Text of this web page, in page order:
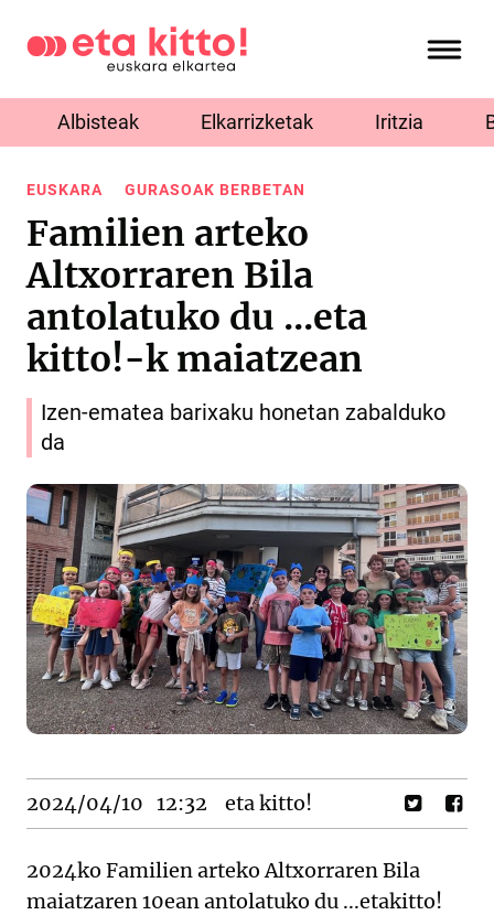
Albisteak Elkarrizketak Iritzia
EUSKARA GURASOAK BERBETAN
Familien arteko
Altxorraren Bila
antolatuko du ...eta
kitto!-k maiatzean
Izen-ematea barixaku honetan zabalduko
da
2024/04/10 12:32 eta kitto!
2024ko Familien arteko Altxorraren Bila
maiatzaren 10ean antolatuko du ...etakitto!